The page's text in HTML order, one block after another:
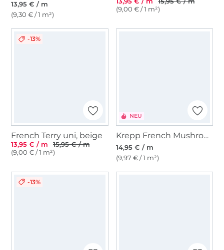
13,95 € / m
(9,30 € / 1 m²)
(9,00 € / 1 m²)
-13%
French Terry uni, beige
13,95 € / m
15,95 € / m
(9,00 € / 1 m²)
NEU
Krepp French Mushrooms, beige
14,95 € / m
(9,97 € / 1 m²)
-13%